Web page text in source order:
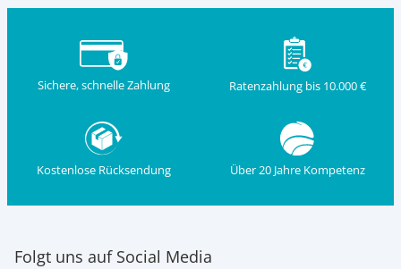
Sichere, schnelle Zahlung Ratenzahlung bis 10.000 €
Kostenlose Rücksendung Über 20 Jahre Kompetenz
Folgt uns auf Social Media